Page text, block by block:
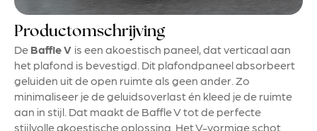
Productomschrijving
De Baffle V is een akoestisch paneel, dat verticaal aan
het plafond is bevestigd. Dit plafondpaneel absorbeert
geluiden uit de open ruimte als geen ander. Zo
minimaliseer je de geluidsoverlast én kleed je de ruimte
aan in stijl. Dat maakt de Baffle V tot de perfecte
stijlvolle akoestische oplossing. Het V-vormige schot